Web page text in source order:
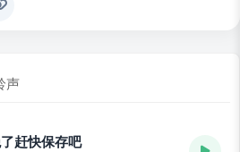
声
赶快保存吧